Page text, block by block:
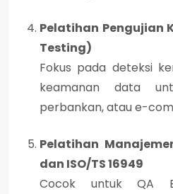
Pelatihan Pengujian
Testing)
Fokus pada deteksi
keamanan data
perbankan, atau e-
Pelatihan
dan ISO/TS 16949
Cocok untuk QA